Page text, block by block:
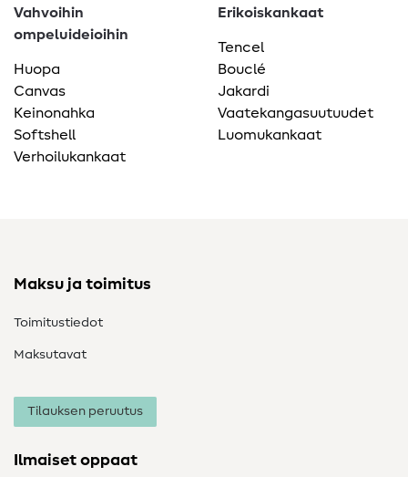
Vahvoihin
ompeluideioihin
Huopa
Canvas
Keinonahka
Softshell
Verhoilukankaat
Erikoiskankaat
Tencel
Bouclé
Jakardi
Vaatekangasuutuudet
Luomukankaat
Maksu ja toimitus
Toimitustiedot
Maksutavat
Tilauksen peruutus
Ilmaiset oppaat